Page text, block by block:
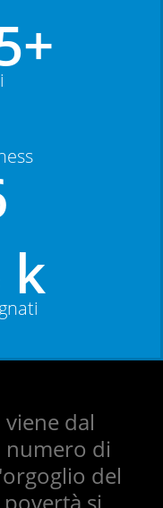
k
dal
numero di
del